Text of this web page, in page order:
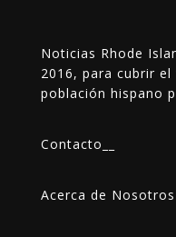
Noticias Rhode
2016, para cubrir
población hispano
Contacto
Acerca de Nosotros